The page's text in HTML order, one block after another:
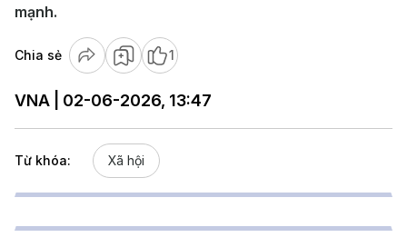
mạnh.
Chia sẻ 1
VNA | 02-06-2026, 13:47
Từ khóa: Xã hội